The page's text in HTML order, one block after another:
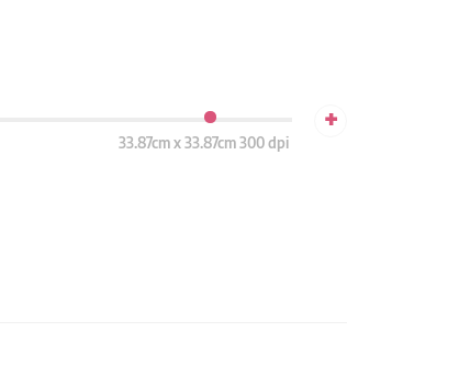
33.87cm x 33.87cm 300 dpi
+